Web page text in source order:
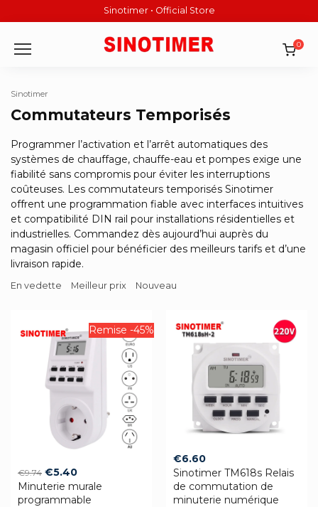
to
Sinotimer • Official Store
0
Sinotimer
Commutateurs Temporisés
Programmer l’activation et l’arrêt automatiques des
systèmes de chauffage, chauffe-eau et pompes exige une
fiabilité sans compromis pour éviter les interruptions
coûteuses. Les commutateurs temporisés Sinotimer
offrent une programmation fiable avec interfaces intuitives
et compatibilité DIN rail pour installations résidentielles et
industrielles. Commandez dès aujourd’hui auprès du
magasin officiel pour bénéficier des meilleurs tarifs et d’une
livraison rapide.
En vedette Meilleur prix Nouveau
Remise -45%
€9.74 Original
price
was:
€5.40Current
price
is:
Minuterie murale
programmable
€6.60
Sinotimer TM618s Relais
de commutation de
minuterie numérique